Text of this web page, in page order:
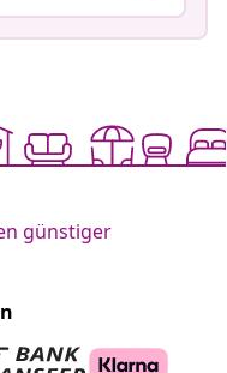
günstiger